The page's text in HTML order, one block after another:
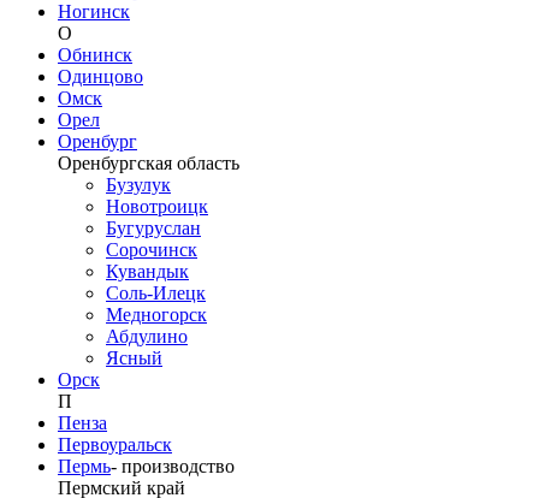
Ногинск
О
Обнинск
Одинцово
Омск
Орел
Оренбург
Оренбургская область
Бузулук
Новотроицк
Бугуруслан
Сорочинск
Кувандык
Соль-Илецк
Медногорск
Абдулино
Ясный
Орск
П
Пенза
Первоуральск
Пермь- производство
Пермский край